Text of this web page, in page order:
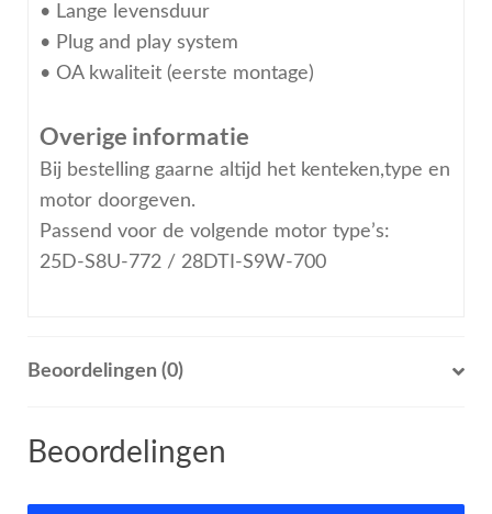
• Lange levensduur
• Plug and play system
• OA kwaliteit (eerste montage)
Overige informatie
Bij bestelling gaarne altijd het kenteken,type en
motor doorgeven.
Passend voor de volgende motor type’s:
25D-S8U-772 / 28DTI-S9W-700
Beoordelingen (0)
Beoordelingen